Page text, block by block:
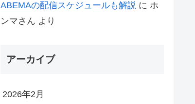
ABEMAの配信スケジュールも解説 に ホ
ンマさん より
アーカイブ
2026年2月